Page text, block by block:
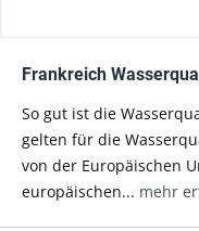
Frankreich
So gut ist die
gelten für die
von der Europäischen
europäischen... mehr